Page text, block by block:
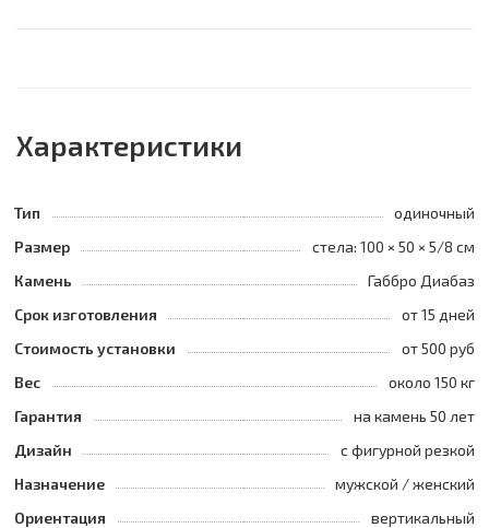
Характеристики
Тип
одиночный
Размер
стела: 100 × 50 × 5/8 см
Камень
Габбро Диабаз
Срок изготовления
от 15 дней
Стоимость установки
от 500 руб
Вес
около 150 кг
Гарантия
на камень 50 лет
Дизайн
с фигурной резкой
Назначение
мужской / женский
Ориентация
вертикальный